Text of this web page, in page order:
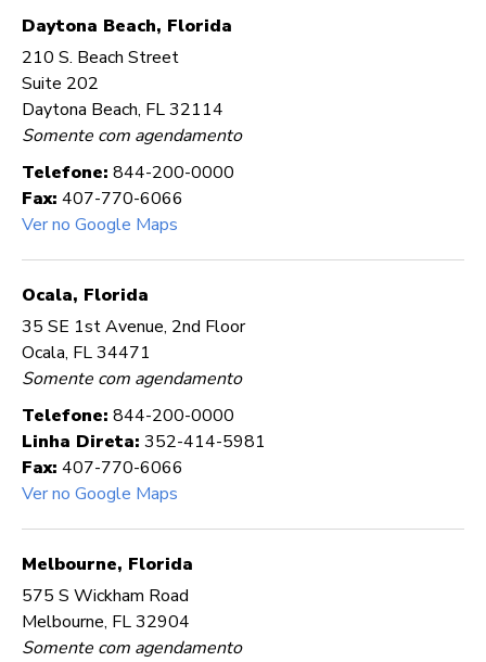
Daytona Beach, Florida
210 S. Beach Street
Suite 202
Daytona Beach, FL 32114
Somente com agendamento
Telefone: 844-200-0000
Fax: 407-770-6066
Ver no Google Maps
Ocala, Florida
35 SE 1st Avenue, 2nd Floor
Ocala, FL 34471
Somente com agendamento
Telefone: 844-200-0000
Linha Direta: 352-414-5981
Fax: 407-770-6066
Ver no Google Maps
Melbourne, Florida
575 S Wickham Road
Melbourne, FL 32904
Somente com agendamento